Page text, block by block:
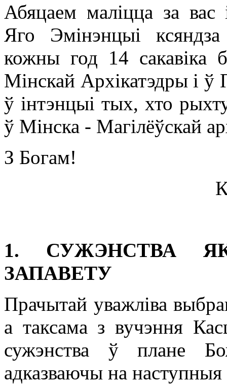
Абяцаем маліцца за
Яго Эмінэнцыі
кожны год 14 сакавіка
Мінскай Архікатэдры і ў
ў інтэнцыі тых, хто
ў Мінска - Магілёўскай
З Богам!
1. СУЖЭНСТВА
ЗАПАВЕТУ
Прачытай уважліва
а таксама з вучэння
сужэнства ў плане
адказваючы на